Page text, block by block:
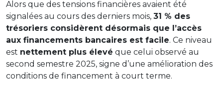
Alors que des tensions financières avaient été
signalées au cours des derniers mois, 31 % des
trésoriers considèrent désormais que l’accès
aux financements bancaires est facile. Ce niveau
est nettement plus élevé que celui observé au
second semestre 2025, signe d’une amélioration des
conditions de financement à court terme.